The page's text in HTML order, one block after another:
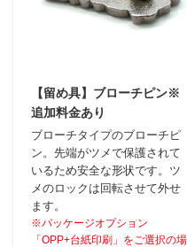
【留め具】ブローチピン※
追加料金あり
ブローチタイプのブローチピ
ン。先端がツメで保護されて
いるため安全な形状です。ツ
メのロックは回転させて外せ
ます。
※パッケージオプション
「OPP+台紙印刷」をご選択の場